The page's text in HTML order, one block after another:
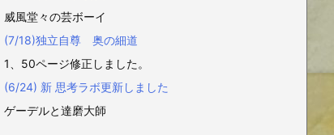
威風堂々の芸ボーイ
(7/18)独立自尊 奥の細道
1、50ページ修正しました。
(6/24) 新 思考ラボ更新しました
ゲーデルと達磨大師